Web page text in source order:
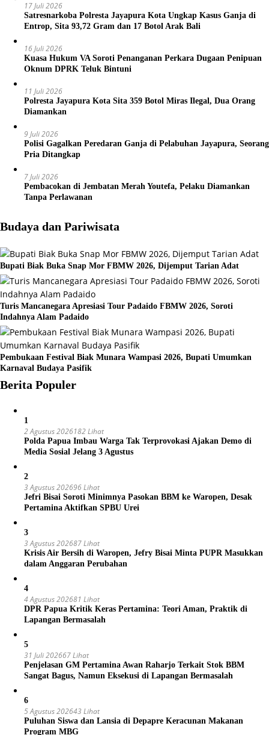
17 Juli 2026
Satresnarkoba Polresta Jayapura Kota Ungkap Kasus Ganja di
Entrop, Sita 93,72 Gram dan 17 Botol Arak Bali
16 Juli 2026
Kuasa Hukum VA Soroti Penanganan Perkara Dugaan Penipuan
Oknum DPRK Teluk Bintuni
11 Juli 2026
Polresta Jayapura Kota Sita 359 Botol Miras Ilegal, Dua Orang
Diamankan
9 Juli 2026
Polisi Gagalkan Peredaran Ganja di Pelabuhan Jayapura, Seorang
Pria Ditangkap
7 Juli 2026
Pembacokan di Jembatan Merah Youtefa, Pelaku Diamankan
Tanpa Perlawanan
Budaya dan Pariwisata
Bupati Biak Buka Snap Mor FBMW 2026, Dijemput Tarian Adat
Turis Mancanegara Apresiasi Tour Padaido FBMW 2026, Soroti
Indahnya Alam Padaido
Pembukaan Festival Biak Munara Wampasi 2026, Bupati Umumkan
Karnaval Budaya Pasifik
Berita Populer
1
2 Agustus 2026182 Lihat
Polda Papua Imbau Warga Tak Terprovokasi Ajakan Demo di
Media Sosial Jelang 3 Agustus
2
3 Agustus 202696 Lihat
Jefri Bisai Soroti Minimnya Pasokan BBM ke Waropen, Desak
Pertamina Aktifkan SPBU Urei
3
3 Agustus 202687 Lihat
Krisis Air Bersih di Waropen, Jefry Bisai Minta PUPR Masukkan
dalam Anggaran Perubahan
4
4 Agustus 202681 Lihat
DPR Papua Kritik Keras Pertamina: Teori Aman, Praktik di
Lapangan Bermasalah
5
31 Juli 202667 Lihat
Penjelasan GM Pertamina Awan Raharjo Terkait Stok BBM
Sangat Bagus, Namun Eksekusi di Lapangan Bermasalah
6
5 Agustus 202643 Lihat
Puluhan Siswa dan Lansia di Depapre Keracunan Makanan
Program MBG